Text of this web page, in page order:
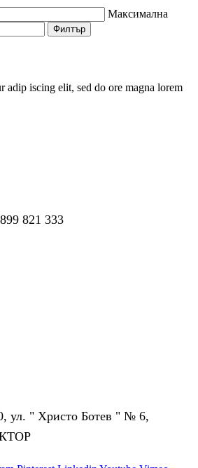
Максимална
Филтър
adip iscing elit, sed do ore magna lorem
821 333
ул. " Христо Ботев " № 6,